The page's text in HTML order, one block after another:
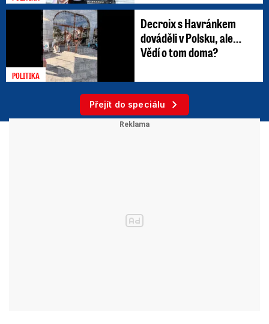
POLITIKA
Decroix s Havránkem
dováděli v Polsku, ale…
Vědí o tom doma?
Přejít do speciálu